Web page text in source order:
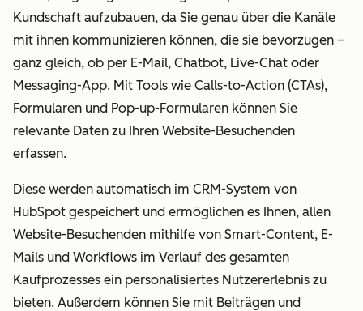
Kundschaft aufzubauen, da Sie genau über die Kanäle
mit ihnen kommunizieren können, die sie bevorzugen –
ganz gleich, ob per E-Mail, Chatbot, Live-Chat oder
Messaging-App. Mit Tools wie Calls-to-Action (CTAs),
Formularen und Pop-up-Formularen können Sie
relevante Daten zu Ihren Website-Besuchenden
erfassen.
Diese werden automatisch im CRM-System von
HubSpot gespeichert und ermöglichen es Ihnen, allen
Website-Besuchenden mithilfe von Smart-Content, E-
Mails und Workflows im Verlauf des gesamten
Kaufprozesses ein personalisiertes Nutzererlebnis zu
bieten. Außerdem können Sie mit Beiträgen und